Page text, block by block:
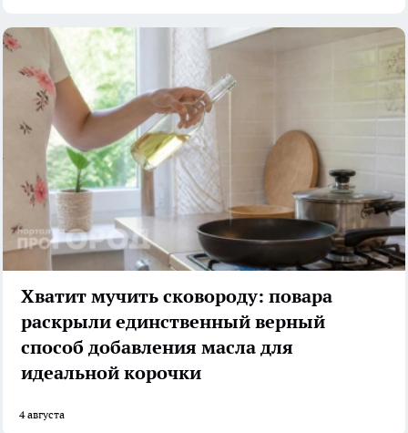
Хватит мучить сковороду: повара
раскрыли единственный верный
способ добавления масла для
идеальной корочки
4 августа